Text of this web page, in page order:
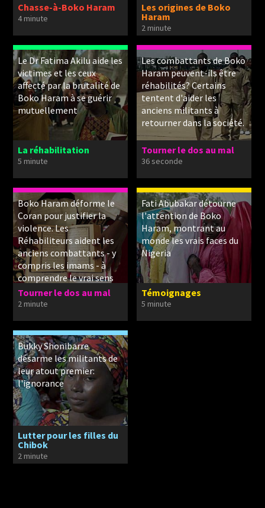
Chasse-à-Boko Haram
4 minute
Les origines de Boko
Haram
2 minute
Le Dr Fatima Akilu aide les
victimes et les ceux
affecté par la brutalité de
Boko Haram à se guérir
mutuellement
La réhabilitation
5 minute
Les combattants de Boko
Haram peuvent-ils être
réhabilités? Certains
tentent d'aider les
anciens militants à
retourner dans la société.
Tourner le dos au mal
36 seconde
Boko Haram déforme le
Coran pour justifier la
violence. Les
Réhabiliteurs aident les
anciens combattants - y
compris les imams - à
comprendre le vrai sens
du texte sacré.
Tourner le dos au mal
2 minute
Fati Abubakar détourne
l'attention de Boko
Haram, montrant au
monde les vrais faces du
Nigeria
Témoignages
5 minute
Bukky Shonibarre
désarme les militants de
leur atout premier:
l'ignorance
Lutter pour les filles du
Chibok
2 minute